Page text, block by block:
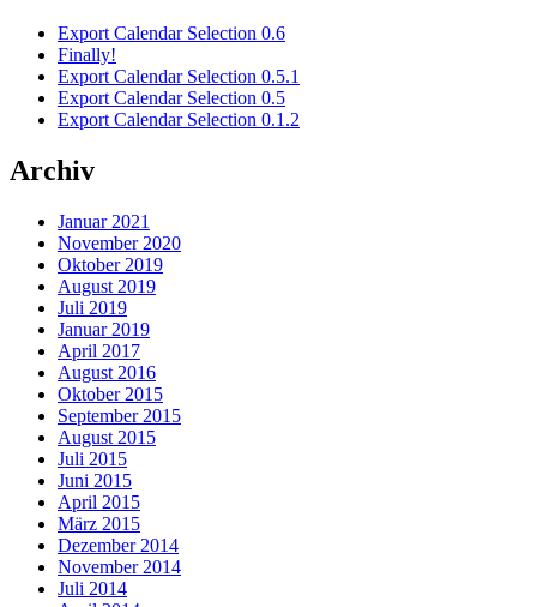
Export Calendar Selection 0.6
Finally!
Export Calendar Selection 0.5.1
Export Calendar Selection 0.5
Export Calendar Selection 0.1.2
Archiv
Januar 2021
November 2020
Oktober 2019
August 2019
Juli 2019
Januar 2019
April 2017
August 2016
Oktober 2015
September 2015
August 2015
Juli 2015
Juni 2015
April 2015
März 2015
Dezember 2014
November 2014
Juli 2014